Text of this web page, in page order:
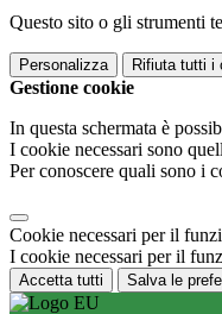
Questo sito o gli strumenti
Personalizza Rifiuta tutti i
Gestione cookie
In questa schermata è
I cookie necessari sono
Per conoscere quali sono i
Cookie necessari per il
I cookie necessari per il
Accetta tutti Salva le